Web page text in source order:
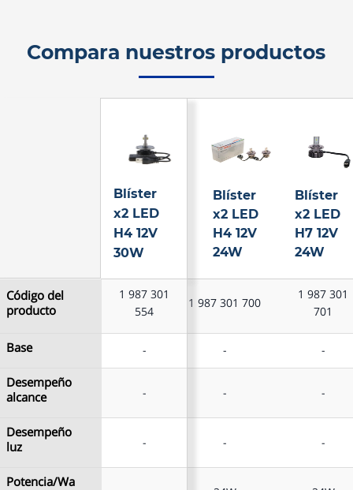
Compara nuestros productos
Blíster
x2 LED
H4 12V
30W
Blíster
x2 LED
H4 12V
24W
Blíster
x2 LED
H7 12V
24W
30W
H4 12V
24W
H7 12V
24W
Código del
producto
1 987 301
554
1 987 301 700
1 987 301
701
Base - -
Desempeño
alcance
- -
Desempeño
luz
- -
Potencia/Wa
Blíster
x2 LED
H4 12V
30W
Código del
producto
1 987 301
554
Base -
Desempeño
alcance
-
Desempeño
luz
-
Potencia/Wa